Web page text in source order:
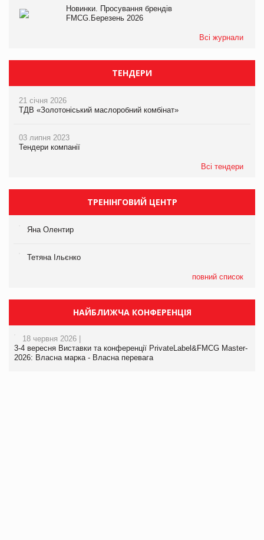
Новинки. Просування брендів
FMCG.Березень 2026
Всі журнали
ТЕНДЕРИ
21 січня 2026
ТДВ «Золотоніський маслоробний комбінат»
03 липня 2023
Тендери компанії
Всі тендери
ТРЕНІНГОВИЙ ЦЕНТР
Яна Олентир
Тетяна Ільєнко
повний список
НАЙБЛИЖЧА КОНФЕРЕНЦІЯ
18 червня 2026 |
3-4 вересня Виставки та конференції PrivateLabel&FMCG Master-
2026: Власна марка - Власна перевага